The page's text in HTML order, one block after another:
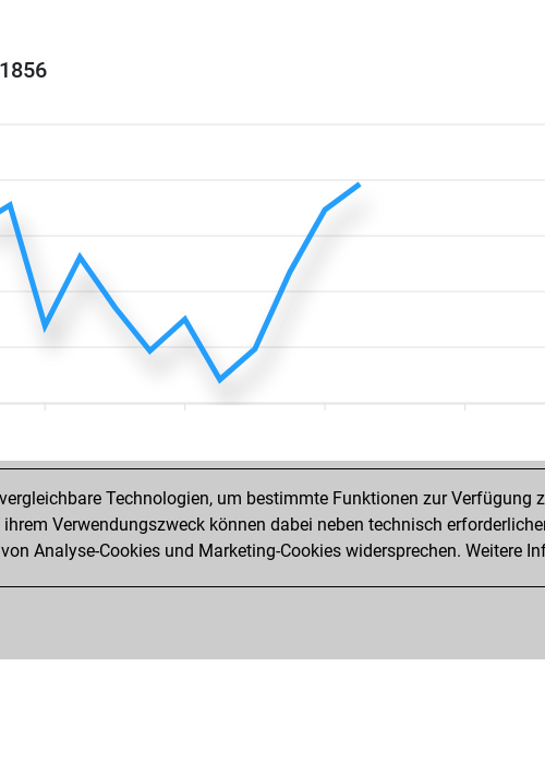
Technologien, um bestimmte Funktionen zur
Verwendungszweck können dabei neben technisch
Analyse-Cookies und Marketing-Cookies widersprechen. Weitere